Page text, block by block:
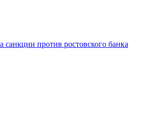
санкции против ростовского банка